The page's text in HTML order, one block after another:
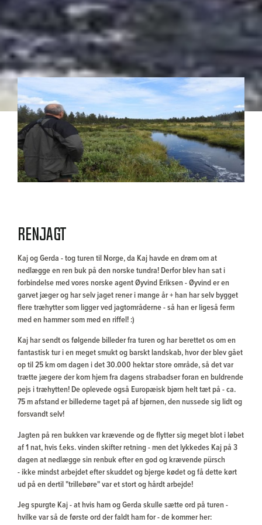
RENJAGT
Kaj og Gerda - tog turen til Norge, da Kaj havde en drøm om at
nedlægge en ren buk på den norske tundra! Derfor blev han sat i
forbindelse med vores norske agent Øyvind Eriksen - Øyvind er en
garvet jæger og har selv jaget rener i mange år + han har selv bygget
flere træhytter som ligger ved jagtområderne - så han er ligeså ferm
med en hammer som med en riffel! :)
Kaj har sendt os følgende billeder fra turen og har berettet os om en
fantastisk tur i en meget smukt og barskt landskab, hvor der blev gået
op til 25 km om dagen i det 30.000 hektar store område, så det var
trætte jægere der kom hjem fra dagens strabadser foran en buldrende
pejs i træhytten! De oplevede også Europæisk bjørn helt tæt på - ca.
75 m afstand er billederne taget på af bjørnen, den nussede sig lidt og
forsvandt selv!
Jagten på ren bukken var krævende og de flytter sig meget blot i løbet
af 1 nat, hvis f.eks. vinden skifter retning - men det lykkedes Kaj på 3
dagen at nedlægge sin renbuk efter en god og krævende pürsch
- ikke mindst arbejdet efter skuddet og bjerge kødet og få dette kørt
ud på en dertil "trillebøre" var et stort og hårdt arbejde!
Jeg spurgte Kaj - at hvis ham og Gerda skulle sætte ord på turen -
hvilke var så de første ord der faldt ham for - de kommer her: